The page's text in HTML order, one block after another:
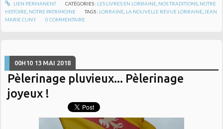
LIEN PERMANENT CATÉGORIES : LES LIVRES EN LORRAINE, NOS TRADITIONS, NOTRE
HISTOIRE NOTRE PATRIMOINE TAGS : LORRAINE LA NOUVELLE REVUE LORRAINE JEAN
MARIE CUNY
0 COMMENTAIRE
00H10 13 MAI 2018
Pèlerinage pluvieux... Pèlerinage
joyeux !